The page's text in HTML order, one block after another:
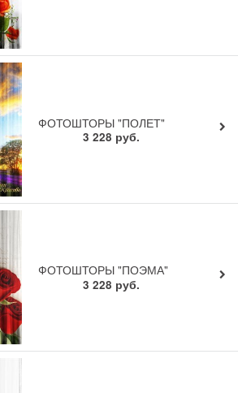
ФОТОШТОРЫ "ПОЛЕТ"
3 228 руб.
ФОТОШТОРЫ "ПОЭМА"
3 228 руб.